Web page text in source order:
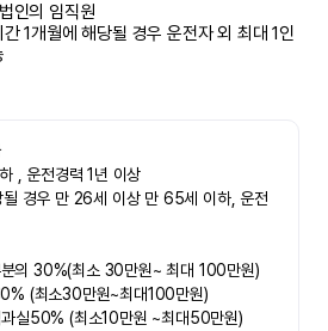
인의 임직원
1개월에 해당될 경우 운전자 외 최대 1인
, 운전경력 1년 이상
될 경우 만 26세 이상 만 65세 이하, 운전
분의 30%(최소 30만원~ 최대 100만원)
(최소30만원~최대100만원)
과실50% (최소10만원 ~최대50만원)